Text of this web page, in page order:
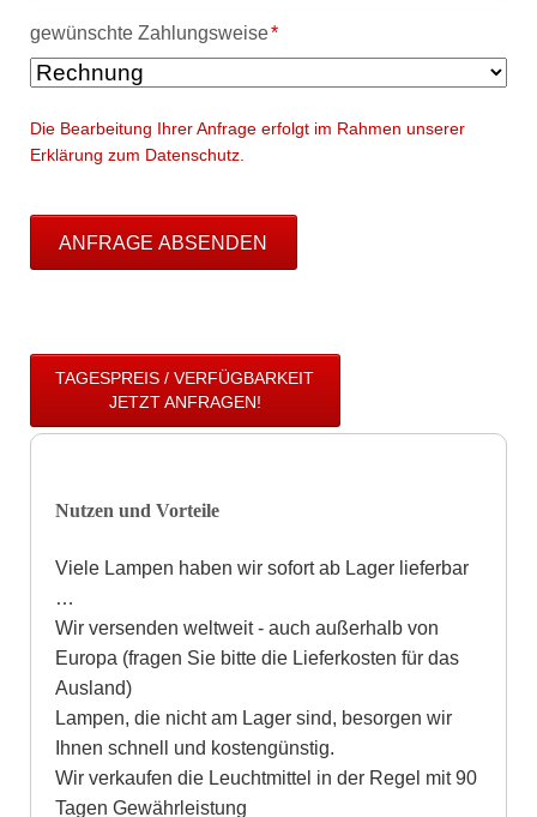
Pflichtfeld
gewünschte Zahlungsweise*
Die Bearbeitung Ihrer Anfrage erfolgt im Rahmen unserer
Erklärung zum Datenschutz.
ANFRAGE ABSENDEN
TAGESPREIS / VERFÜGBARKEIT
JETZT ANFRAGEN!
Nutzen und Vorteile
Viele Lampen haben wir sofort ab Lager lieferbar
…
Wir versenden weltweit - auch außerhalb von
Europa (fragen Sie bitte die Lieferkosten für das
Ausland)
Lampen, die nicht am Lager sind, besorgen wir
Ihnen schnell und kostengünstig.
Wir verkaufen die Leuchtmittel in der Regel mit 90
Tagen Gewährleistung